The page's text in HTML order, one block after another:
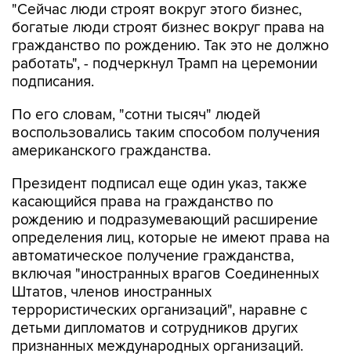
"Сейчас люди строят вокруг этого бизнес,
богатые люди строят бизнес вокруг права на
гражданство по рождению. Так это не должно
работать", - подчеркнул Трамп на церемонии
подписания.
По его словам, "сотни тысяч" людей
воспользовались таким способом получения
американского гражданства.
Президент подписал еще один указ, также
касающийся права на гражданство по
рождению и подразумевающий расширение
определения лиц, которые не имеют права на
автоматическое получение гражданства,
включая "иностранных врагов Соединенных
Штатов, членов иностранных
террористических организаций", наравне с
детьми дипломатов и сотрудников других
признанных международных организаций.